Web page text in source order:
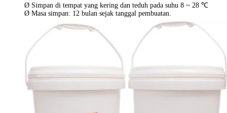
Ø Simpan di tempat yang kering dan teduh pada suhu 8 ~ 28 ℃
Ø Masa simpan: 12 bulan sejak tanggal pembuatan.